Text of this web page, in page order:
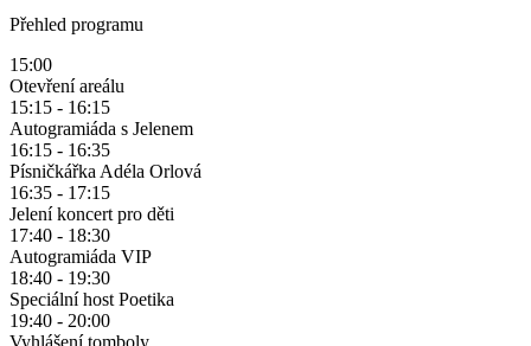
Přehled programu
15:00
Otevření areálu
15:15 - 16:15
Autogramiáda s Jelenem
16:15 - 16:35
Písničkářka Adéla Orlová
16:35 - 17:15
Jelení koncert pro děti
17:40 - 18:30
Autogramiáda VIP
18:40 - 19:30
Speciální host Poetika
19:40 - 20:00